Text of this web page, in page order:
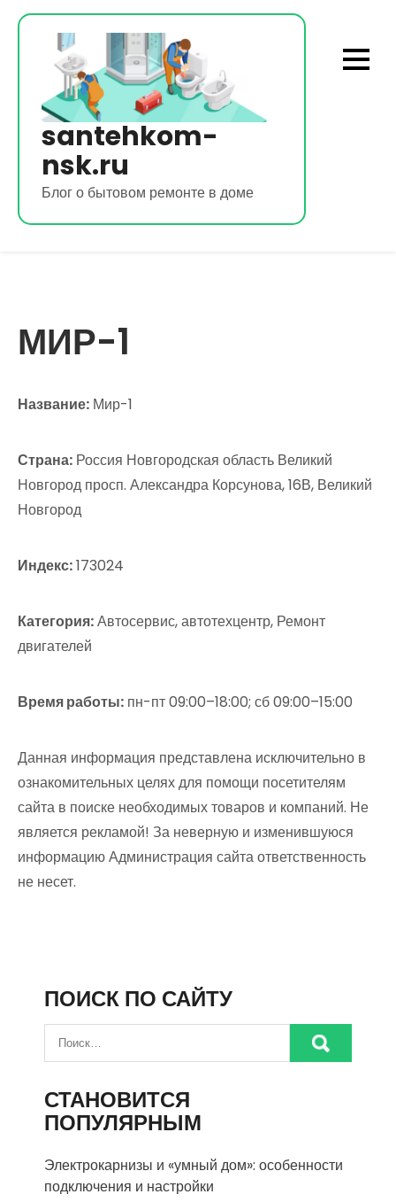
Перейти
содержимому
santehkom-
nsk.ru
Блог о бытовом ремонте в доме
МИР-1
Название: Мир-1
Страна: Россия Новгородская область Великий
Новгород просп. Александра Корсунова, 16В, Великий
Новгород
Индекс:173024
Категория:Автосервис, автотехцентр, Ремонт
двигателей
Время работы: пн-пт 09:00–18:00; сб 09:00–15:00
Данная информация представлена исключительно в
ознакомительных целях для помощи посетителям
сайта в поиске необходимых товаров и компаний. Не
является рекламой! За неверную и изменившуюся
информацию Администрация сайта ответственность
не несет.
ПОИСК ПО САЙТУ
СТАНОВИТСЯ
ПОПУЛЯРНЫМ
Электрокарнизы и «умный дом»: особенности
подключения и настройки